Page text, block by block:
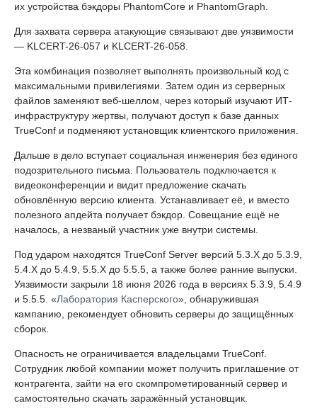
их устройства бэкдоры PhantomCore и PhantomGraph.
Для захвата сервера атакующие связывают две уязвимости
— KLCERT-26-057 и KLCERT-26-058.
Эта комбинация позволяет выполнять произвольный код с
максимальными привилегиями. Затем один из серверных
файлов заменяют веб-шеллом, через который изучают ИТ-
инфраструктуру жертвы, получают доступ к базе данных
TrueConf и подменяют установщик клиентского приложения.
Дальше в дело вступает социальная инженерия без единого
подозрительного письма. Пользователь подключается к
видеоконференции и видит предложение скачать
обновлённую версию клиента. Устанавливает её, и вместо
полезного апдейта получает бэкдор. Совещание ещё не
началось, а незваный участник уже внутри системы.
Под ударом находятся TrueConf Server версий 5.3.X до 5.3.9,
5.4.X до 5.4.9, 5.5.X до 5.5.5, а также более ранние выпуски.
Уязвимости закрыли 18 июня 2026 года в версиях 5.3.9, 5.4.9
и 5.5.5. «Лаборатория Касперского», обнаружившая
кампанию, рекомендует обновить серверы до защищённых
сборок.
Опасность не ограничивается владельцами TrueConf.
Сотрудник любой компании может получить приглашение от
контрагента, зайти на его скомпрометированный сервер и
самостоятельно скачать заражённый установщик.